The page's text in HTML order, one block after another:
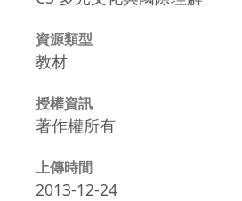
資源類型
教材
授權資訊
著作權所有
上傳時間
2013-12-24